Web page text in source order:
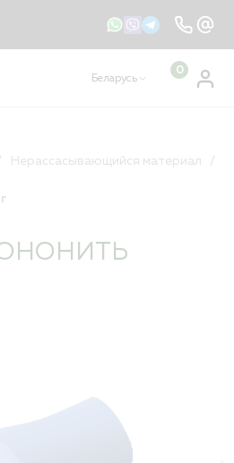
sales@footberg.by
Беларусь
0
материал
Нерассасывающийся материал